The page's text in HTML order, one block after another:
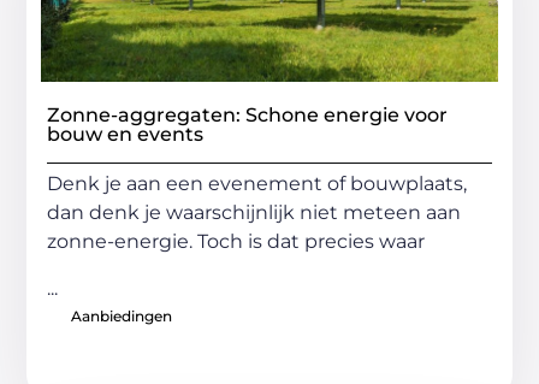
Zonne-aggregaten: Schone energie voor
bouw en events
Denk je aan een evenement of bouwplaats,
dan denk je waarschijnlijk niet meteen aan
zonne-energie. Toch is dat precies waar
...
Aanbiedingen